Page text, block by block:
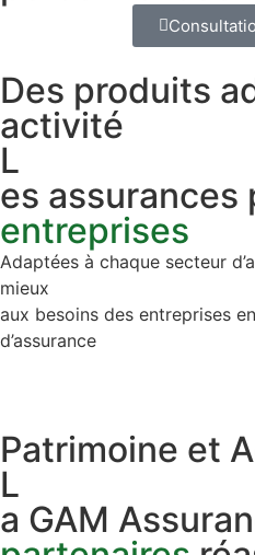
Des produits
activité
L
es assurances
entreprises
Adaptées à chaque secteur
mieux
aux besoins des entreprises
d’assurance
Patrimoine et
L
a GAM